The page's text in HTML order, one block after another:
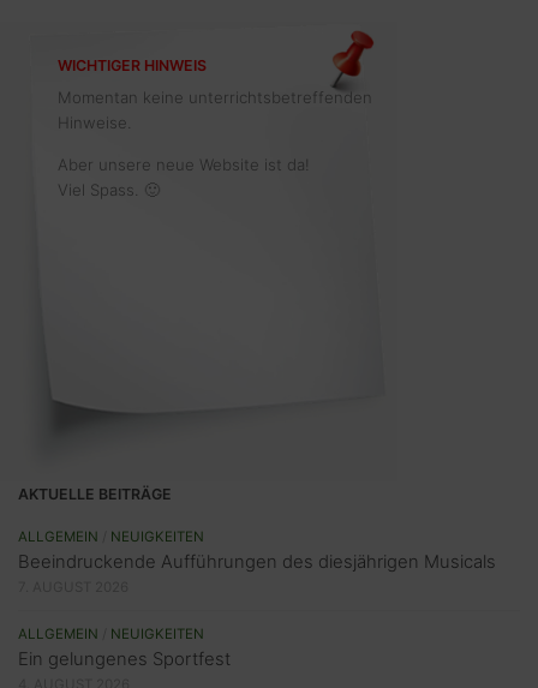
WICHTIGER HINWEIS
Momentan keine unterrichtsbetreffenden
Hinweise.
Aber unsere neue Website ist da!
Viel Spass. 🙂
AKTUELLE BEITRÄGE
ALLGEMEIN NEUIGKEITEN
Beeindruckende Aufführungen des diesjährigen Musicals
ALLGEMEIN NEUIGKEITEN
Ein gelungenes Sportfest